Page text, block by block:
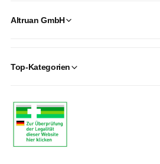
Altruan GmbH
Top-Kategorien